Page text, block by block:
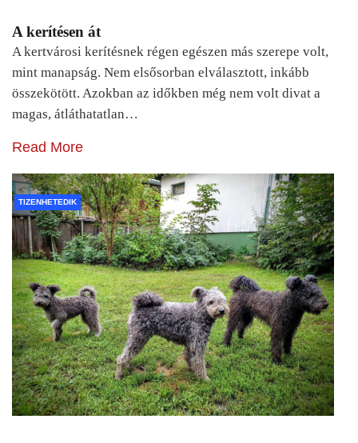
A kerítésen át
A kertvárosi kerítésnek régen egészen más szerepe volt,
mint manapság. Nem elsősorban elválasztott, inkább
összekötött. Azokban az időkben még nem volt divat a
magas, átláthatatlan…
Read More
TIZENHETEDIK